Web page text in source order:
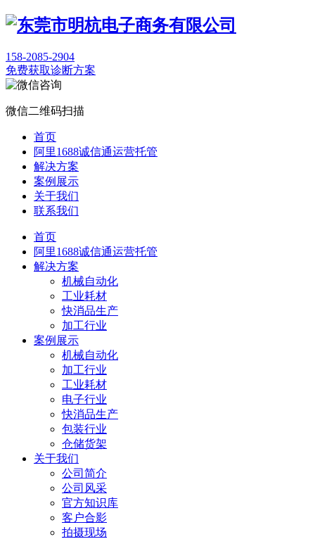
158-2085-2904
免费获取诊断方案
微信二维码扫描
首页
阿里1688诚信通运营托管
解决方案
案例展示
关于我们
联系我们
首页
阿里1688诚信通运营托管
解决方案
机械自动化
工业耗材
快消品生产
加工行业
案例展示
机械自动化
加工行业
工业耗材
电子行业
快消品生产
包装行业
仓储货架
关于我们
公司简介
公司风采
官方知识库
客户合影
拍摄现场